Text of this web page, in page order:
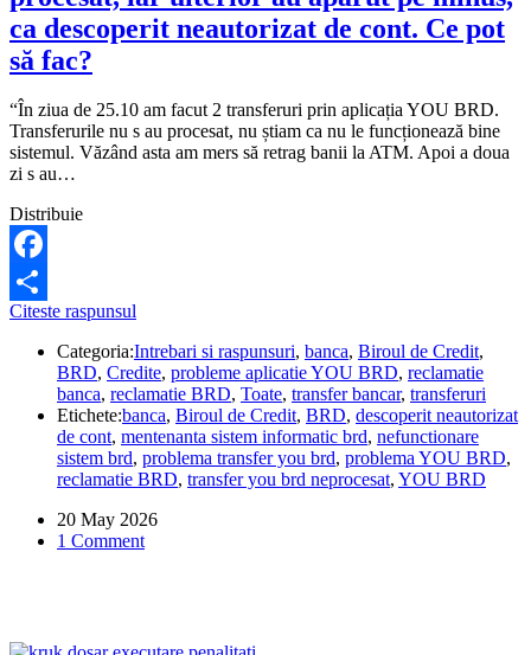
ca descoperit neautorizat de cont. Ce pot
să fac?
“În ziua de 25.10 am facut 2 transferuri prin aplicația YOU BRD.
Transferurile nu s au procesat, nu știam ca nu le funcționează bine
sistemul. Văzând asta am mers să retrag banii la ATM. Apoi a doua
zi s au…
Distribuie
Facebook
Share
Citeste raspunsul
YOU
BRD
nu
s-
au
procesat,
iar
au
apărut
Categoria:Intrebari si raspunsuri, banca, Biroul de Credit,
BRD, Credite, probleme aplicatie YOU BRD, reclamatie
banca, reclamatie BRD, Toate, transfer bancar, transferuri
Etichete:banca, Biroul de Credit, BRD, descoperit neautorizat
de cont, mentenanta sistem informatic brd, nefunctionare
sistem brd, problema transfer you brd, problema YOU BRD,
reclamatie BRD, transfer you brd neprocesat, YOU BRD
20 May 2026
1 Comment